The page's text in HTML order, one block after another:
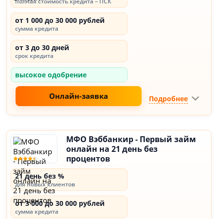
от 1 000 до 30 000 рублей
сумма кредита
от 3 до 30 дней
срок кредита
высокое одобрение
Онлайн-заявка Подробнее
МФО Вэббанкир - Первый займ
онлайн на 21 день без
процентов
21 день без %
для новых клиентов
от 3 000 до 30 000 рублей
сумма кредита